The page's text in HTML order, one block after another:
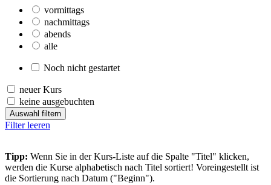
vormittags
nachmittags
abends
alle
Noch nicht gestartet
neuer Kurs
keine ausgebuchten
Auswahl filtern
Filter leeren
Tipp: Wenn Sie in der Kurs-Liste auf die Spalte "Titel" klicken,
werden die Kurse alphabetisch nach Titel sortiert! Voreingestellt ist
die Sortierung nach Datum ("Beginn").